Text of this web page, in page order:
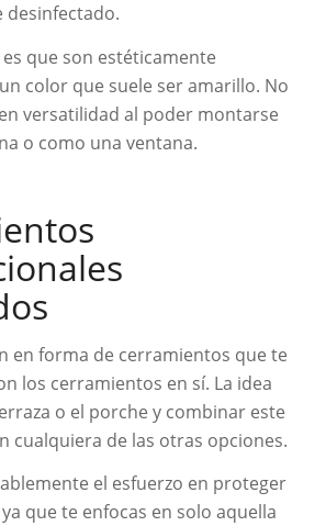
desinfectado.
que son estéticamente
color que suele ser amarillo. No
versatilidad al poder montarse
o como una ventana.
en forma de cerramientos que te
los cerramientos en sí. La idea
o el porche y combinar este
cualquiera de las otras opciones.
el esfuerzo en proteger
que te enfocas en solo aquella